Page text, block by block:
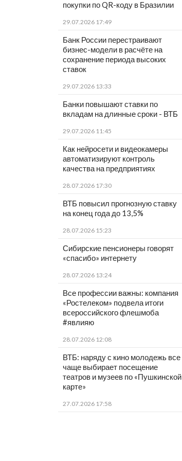
покупки по QR-коду в Бразилии
29.07.2026 17:49
Банк России перестраивают
бизнес-модели в расчёте на
сохранение периода высоких
ставок
29.07.2026 13:33
Банки повышают ставки по
вкладам на длинные сроки - ВТБ
29.07.2026 11:45
Как нейросети и видеокамеры
автоматизируют контроль
качества на предприятиях
28.07.2026 17:30
ВТБ повысил прогнозную ставку
на конец года до 13,5%
28.07.2026 15:23
Сибирские пенсионеры говорят
«спасибо» интернету
28.07.2026 13:24
Все профессии важны: компания
«Ростелеком» подвела итоги
всероссийского флешмоба
#явлияю
28.07.2026 12:08
ВТБ: наряду с кино молодежь все
чаще выбирает посещение
театров и музеев по «Пушкинской
карте»
27.07.2026 17:58